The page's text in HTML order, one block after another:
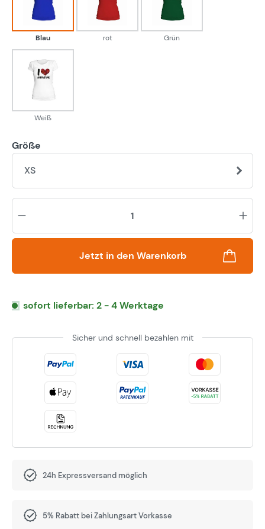
Blau
Blau
rot
rot
Grün
Grün
Weiß
Größe
XS
Jetzt in den Warenkorb
sofort lieferbar: 2 - 4 Werktage
Sicher und schnell bezahlen mit
24h Expressversand möglich
5% Rabatt bei Zahlungsart Vorkasse